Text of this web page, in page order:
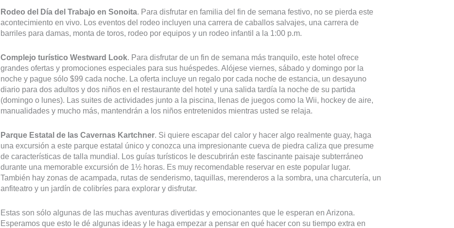
Rodeo del Día del Trabajo en Sonoita. Para disfrutar en familia del fin de semana festivo, no se pierda este
acontecimiento en vivo. Los eventos del rodeo incluyen una carrera de caballos salvajes, una carrera de
barriles para damas, monta de toros, rodeo por equipos y un rodeo infantil a la 1:00 p.m.
Complejo turístico Westward Look. Para disfrutar de un fin de semana más tranquilo, este hotel ofrece
grandes ofertas y promociones especiales para sus huéspedes. Alójese viernes, sábado y domingo por la
noche y pague sólo $99 cada noche. La oferta incluye un regalo por cada noche de estancia, un desayuno
diario para dos adultos y dos niños en el restaurante del hotel y una salida tardía la noche de su partida
(domingo o lunes). Las suites de actividades junto a la piscina, llenas de juegos como la Wii, hockey de aire,
manualidades y mucho más, mantendrán a los niños entretenidos mientras usted se relaja.
Parque Estatal de las Cavernas Kartchner. Si quiere escapar del calor y hacer algo realmente guay, haga
una excursión a este parque estatal único y conozca una impresionante cueva de piedra caliza que presume
de características de talla mundial. Los guías turísticos le descubrirán este fascinante paisaje subterráneo
durante una memorable excursión de 1½ horas. Es muy recomendable reservar en este popular lugar.
También hay zonas de acampada, rutas de senderismo, taquillas, merenderos a la sombra, una charcutería, un
anfiteatro y un jardín de colibríes para explorar y disfrutar.
Estas son sólo algunas de las muchas aventuras divertidas y emocionantes que le esperan en Arizona.
Esperamos que esto le dé algunas ideas y le haga empezar a pensar en qué hacer con su tiempo extra en